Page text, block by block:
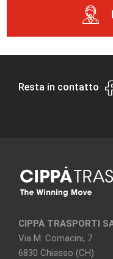
Resta in contatto
CIPPÀ TRASPORTI
Via M. Comacini, 7
6830 Chiasso (CH)